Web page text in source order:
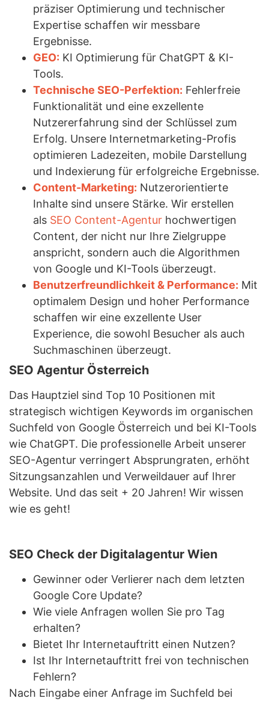
präziser Optimierung und technischer
Expertise schaffen wir messbare
Ergebnisse.
GEO: KI Optimierung für ChatGPT & KI-
Tools.
Technische SEO-Perfektion: Fehlerfreie
Funktionalität und eine exzellente
Nutzererfahrung sind der Schlüssel zum
Erfolg. Unsere Internetmarketing-Profis
optimieren Ladezeiten, mobile Darstellung
und Indexierung für erfolgreiche Ergebnisse.
Content-Marketing: Nutzerorientierte
Inhalte sind unsere Stärke. Wir erstellen
als SEO Content-Agentur hochwertigen
Content, der nicht nur Ihre Zielgruppe
anspricht, sondern auch die Algorithmen
von Google und KI-Tools überzeugt.
Benutzerfreundlichkeit & Performance: Mit
optimalem Design und hoher Performance
schaffen wir eine exzellente User
Experience, die sowohl Besucher als auch
Suchmaschinen überzeugt.
SEO Agentur Österreich
Das Hauptziel sind Top 10 Positionen mit
strategisch wichtigen Keywords im organischen
Suchfeld von Google Österreich und bei KI-Tools
wie ChatGPT. Die professionelle Arbeit unserer
SEO-Agentur verringert Absprungraten, erhöht
Sitzungsanzahlen und Verweildauer auf Ihrer
Website. Und das seit + 20 Jahren! Wir wissen
wie es geht!
SEO Check der Digitalagentur Wien
Gewinner oder Verlierer nach dem letzten
Google Core Update?
Wie viele Anfragen wollen Sie pro Tag
erhalten?
Bietet Ihr Internetauftritt einen Nutzen?
Ist Ihr Internetauftritt frei von technischen
Fehlern?
Nach Eingabe einer Anfrage im Suchfeld bei